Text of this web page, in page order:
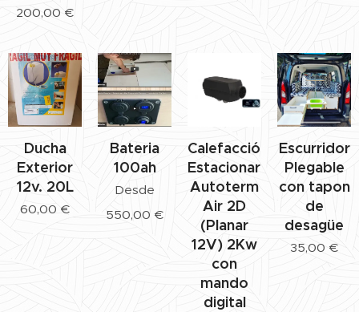
200,00 €
Ducha
Exterior
12v. 20L
60,00 €
Bateria
100ah
Desde
550,00 €
Calefacción
Estacionaria
Autoterm
Air 2D
(Planar
12V) 2Kw
con
mando
digital
Escurridor
Plegable
con tapon
de
desagüe
35,00 €